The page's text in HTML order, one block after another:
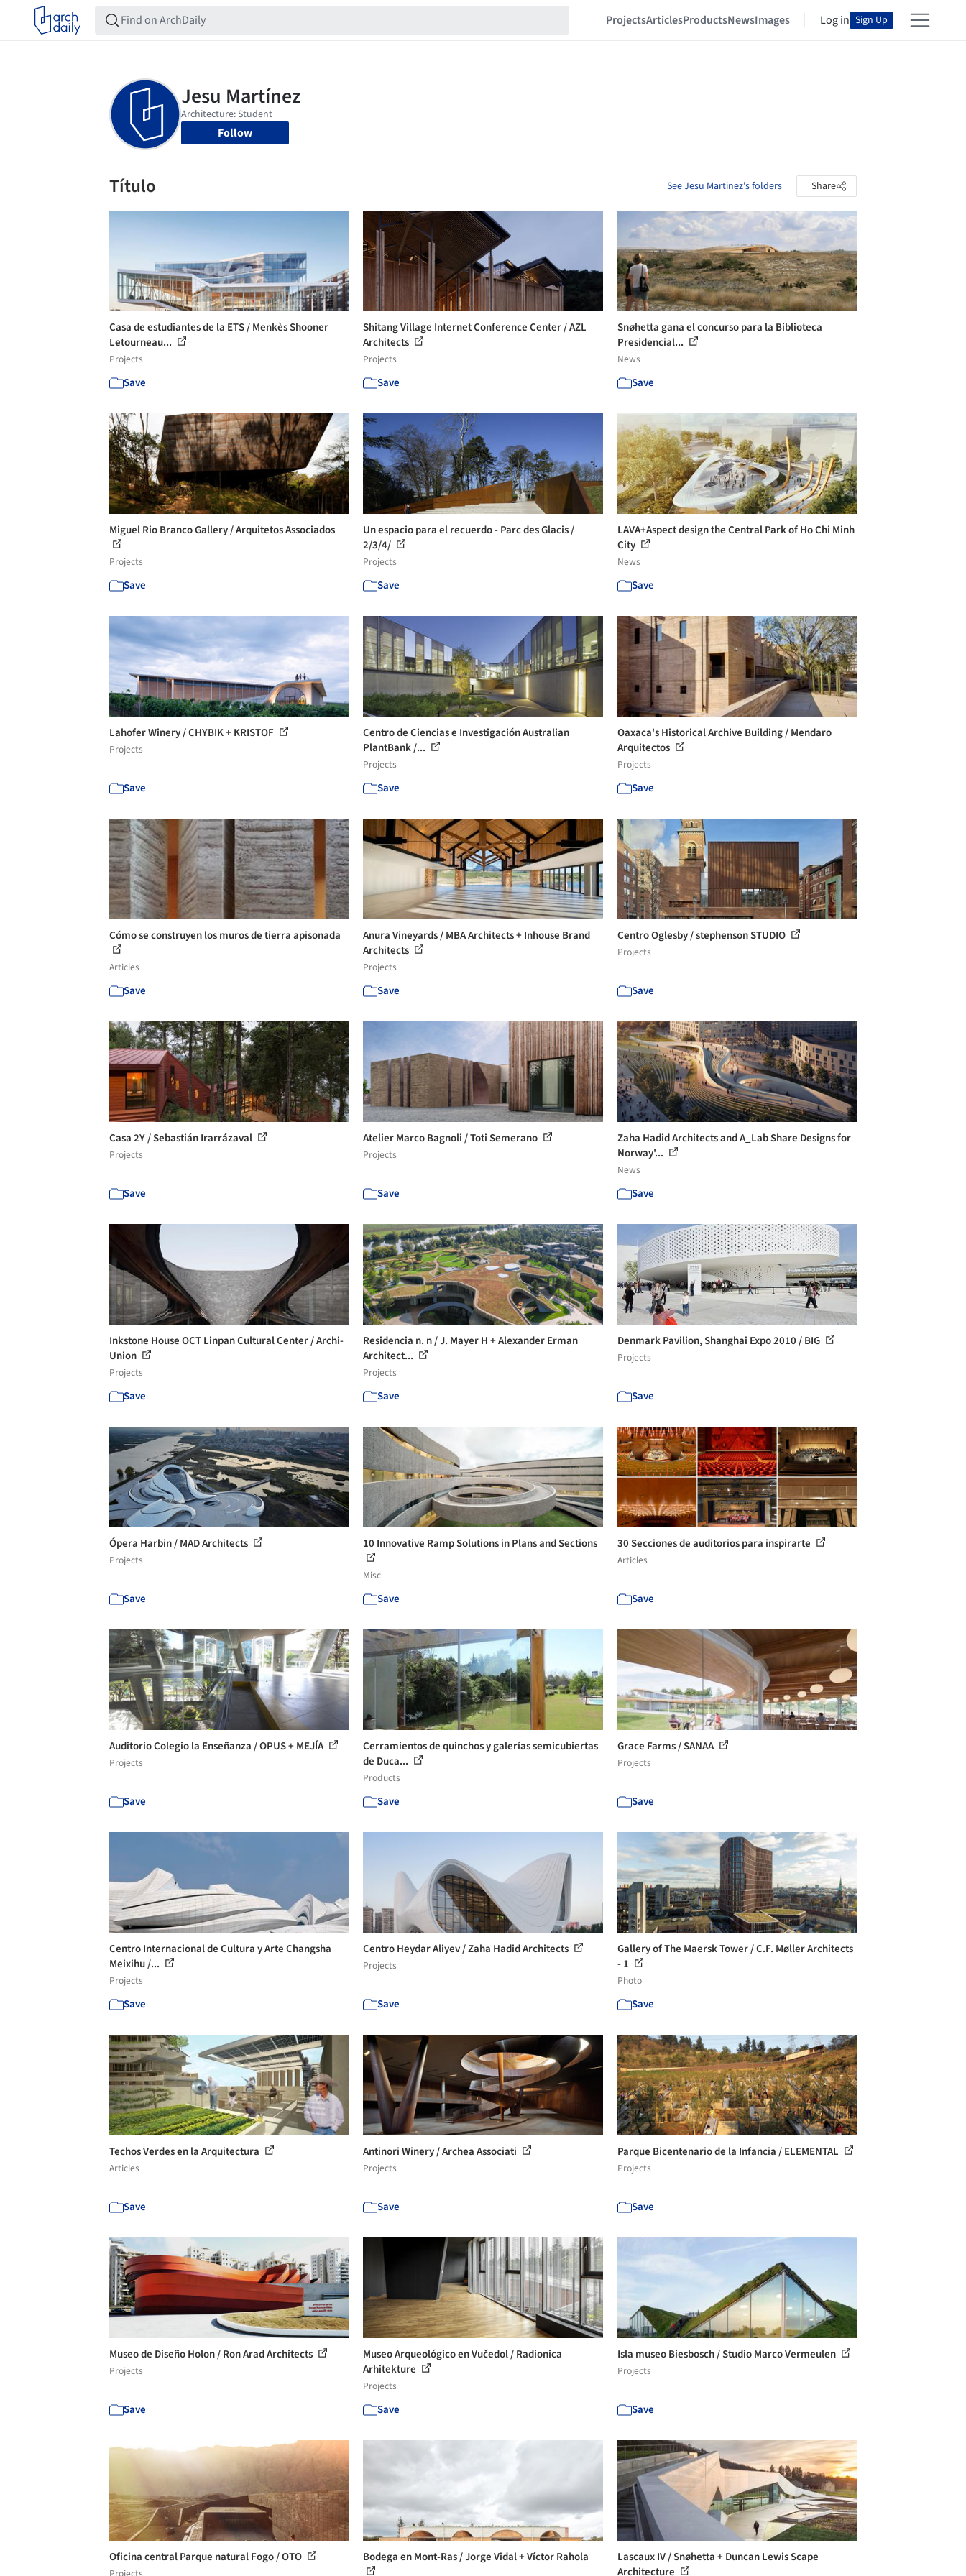
ProjectsArticlesProductsNewsImages Log in Sign Up
Follow
Título See Jesu Martinez's folders Share
Casa de estudiantes de la ETS / Menkès Shooner
Letourneau...
Projects
Save
Shitang Village Internet Conference Center / AZL
Architects
Projects
Save
Snøhetta gana el concurso para la Biblioteca
Presidencial...
News
Save
Miguel Rio Branco Gallery / Arquitetos Associados
Projects
Save
Un espacio para el recuerdo - Parc des Glacis /
2/3/4/
Projects
Save
LAVA+Aspect design the Central Park of Ho Chi Minh
City
News
Save
Lahofer Winery / CHYBIK + KRISTOF
Projects
Save
Centro de Ciencias e Investigación Australian
PlantBank /...
Projects
Save
Oaxaca's Historical Archive Building / Mendaro
Arquitectos
Projects
Save
Cómo se construyen los muros de tierra apisonada
Articles
Save
Anura Vineyards / MBA Architects + Inhouse Brand
Architects
Projects
Save
Centro Oglesby / stephenson STUDIO
Projects
Save
Casa 2Y / Sebastián Irarrázaval
Projects
Save
Atelier Marco Bagnoli / Toti Semerano
Projects
Save
Zaha Hadid Architects and A_Lab Share Designs for
Norway'...
News
Save
Inkstone House OCT Linpan Cultural Center / Archi-
Union
Projects
Save
Residencia n. n / J. Mayer H + Alexander Erman
Architect...
Projects
Save
Denmark Pavilion, Shanghai Expo 2010 / BIG
Projects
Save
Ópera Harbin / MAD Architects
Projects
Save
10 Innovative Ramp Solutions in Plans and Sections
Misc
Save
30 Secciones de auditorios para inspirarte
Articles
Save
Auditorio Colegio la Enseñanza / OPUS + MEJÍA
Projects
Save
Cerramientos de quinchos y galerías semicubiertas
de Duca...
Products
Save
Grace Farms / SANAA
Projects
Save
Centro Internacional de Cultura y Arte Changsha
Meixihu /...
Projects
Save
Centro Heydar Aliyev / Zaha Hadid Architects
Projects
Save
Gallery of The Maersk Tower / C.F. Møller Architects
- 1
Photo
Save
Techos Verdes en la Arquitectura
Articles
Save
Antinori Winery / Archea Associati
Projects
Save
Parque Bicentenario de la Infancia / ELEMENTAL
Projects
Save
Museo de Diseño Holon / Ron Arad Architects
Projects
Save
Museo Arqueológico en Vučedol / Radionica
Arhitekture
Projects
Save
Isla museo Biesbosch / Studio Marco Vermeulen
Projects
Save
Oficina central Parque natural Fogo / OTO Bodega en Mont-Ras / Jorge Vidal + Víctor Rahola
Lascaux IV / Snøhetta + Duncan Lewis Scape
Architecture